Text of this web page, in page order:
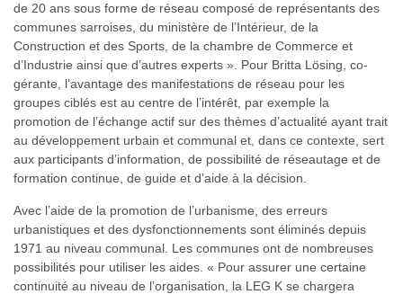
de 20 ans sous forme de réseau composé de représentants des
communes sarroises, du ministère de l’Intérieur, de la
Construction et des Sports, de la chambre de Commerce et
d’Industrie ainsi que d’autres experts ». Pour Britta Lösing, co-
gérante, l’avantage des manifestations de réseau pour les
groupes ciblés est au centre de l’intérêt, par exemple la
promotion de l’échange actif sur des thèmes d’actualité ayant trait
au développement urbain et communal et, dans ce contexte, sert
aux participants d’information, de possibilité de réseautage et de
formation continue, de guide et d’aide à la décision.
Avec l’aide de la promotion de l’urbanisme, des erreurs
urbanistiques et des dysfonctionnements sont éliminés depuis
1971 au niveau communal. Les communes ont de nombreuses
possibilités pour utiliser les aides. « Pour assurer une certaine
continuité au niveau de l’organisation, la LEG K se chargera